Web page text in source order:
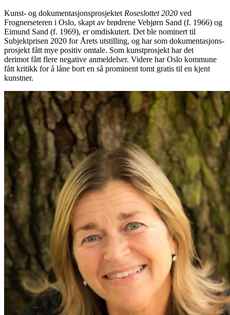
Kunst- og dokumentasjonsprosjektet Roseslottet 2020 ved
Frognerseteren i Oslo, skapt av brødrene Vebjørn Sand (f. 1966) og
Eimund Sand (f. 1969), er omdiskutert. Det ble nominert til
Subjektprisen 2020 for Årets utstilling, og har som dokumentasjons-
prosjekt fått mye positiv omtale. Som kunstprosjekt har det
derimot fått flere negative anmeldelser. Videre har Oslo kommune
fått kritikk for å låne bort en så prominent tomt gratis til en kjent
kunstner.